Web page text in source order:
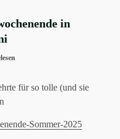
in
für so tolle (und sie
Sommer-2025